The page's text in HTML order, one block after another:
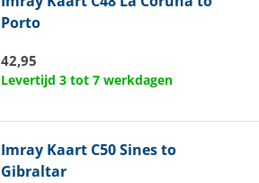
Porto
42,95
Levertijd 3 tot 7 werkdagen
Imray Kaart C50 Sines to
Gibraltar